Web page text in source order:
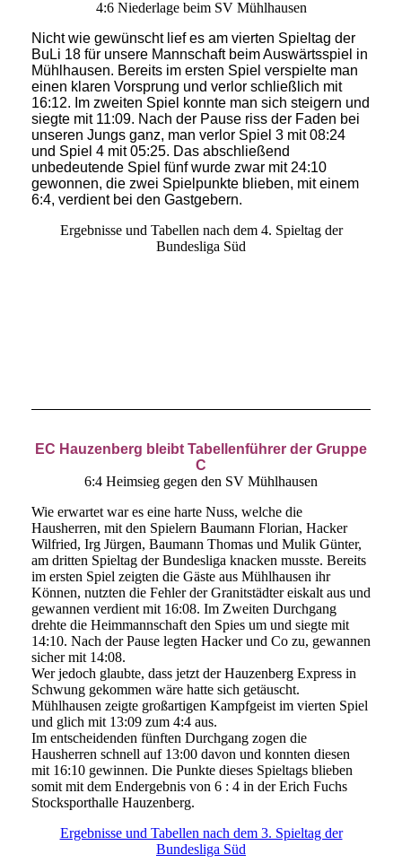
4:6 Niederlage beim SV Mühlhausen
Nicht wie gewünscht lief es am vierten Spieltag der
BuLi 18 für unsere Mannschaft beim Auswärtsspiel in
Mühlhausen. Bereits im ersten Spiel verspielte man
einen klaren Vorsprung und verlor schließlich mit
16:12. Im zweiten Spiel konnte man sich steigern und
siegte mit 11:09. Nach der Pause riss der Faden bei
unseren Jungs ganz, man verlor Spiel 3 mit 08:24
und Spiel 4 mit 05:25. Das abschließend
unbedeutende Spiel fünf wurde zwar mit 24:10
gewonnen, die zwei Spielpunkte blieben, mit einem
6:4, verdient bei den Gastgebern.
Ergebnisse und Tabellen nach dem 4. Spieltag der
Bundesliga Süd
EC Hauzenberg bleibt Tabellenführer der Gruppe
C
6:4 Heimsieg gegen den SV Mühlhausen
Wie erwartet war es eine harte Nuss, welche die
Hausherren, mit den Spielern Baumann Florian, Hacker
Wilfried, Irg Jürgen, Baumann Thomas und Mulik Günter,
am dritten Spieltag der Bundesliga knacken musste. Bereits
im ersten Spiel zeigten die Gäste aus Mühlhausen ihr
Können, nutzten die Fehler der Granitstädter eiskalt aus und
gewannen verdient mit 16:08. Im Zweiten Durchgang
drehte die Heimmannschaft den Spies um und siegte mit
14:10. Nach der Pause legten Hacker und Co zu, gewannen
sicher mit 14:08.
Wer jedoch glaubte, dass jetzt der Hauzenberg Express in
Schwung gekommen wäre hatte sich getäuscht.
Mühlhausen zeigte großartigen Kampfgeist im vierten Spiel
und glich mit 13:09 zum 4:4 aus.
Im entscheidenden fünften Durchgang zogen die
Hausherren schnell auf 13:00 davon und konnten diesen
mit 16:10 gewinnen. Die Punkte dieses Spieltags blieben
somit mit dem Endergebnis von 6 : 4 in der Erich Fuchs
Stocksporthalle Hauzenberg.
Ergebnisse und Tabellen nach dem 3. Spieltag der
Bundesliga Süd